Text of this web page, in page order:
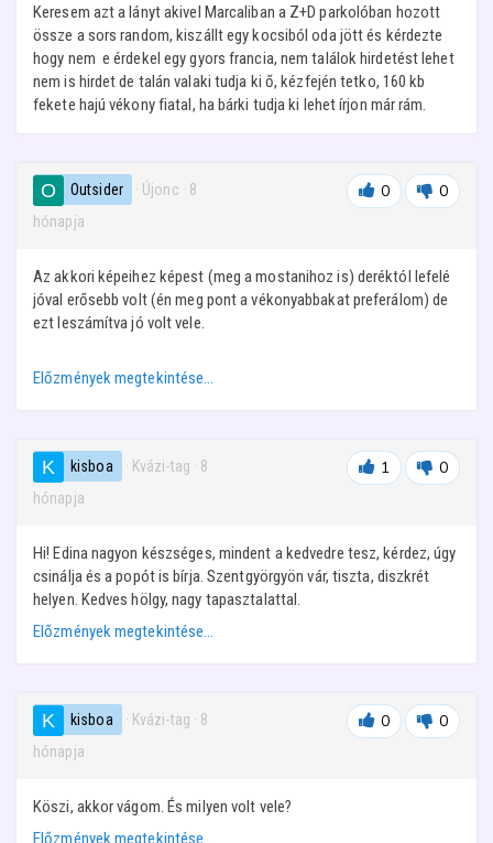
Keresem azt a lányt akivel Marcaliban a Z+D parkolóban hozott
össze a sors random, kiszállt egy kocsiból oda jött és kérdezte
hogy nem e érdekel egy gyors francia, nem találok hirdetést lehet
nem is hirdet de talán valaki tudja ki ő, kézfején tetko, 160 kb
fekete hajú vékony fiatal, ha bárki tudja ki lehet írjon már rám.
Outsider · Újonc · 8
hónapja
0 0
Az akkori képeihez képest (meg a mostanihoz is) deréktól lefelé
jóval erősebb volt (én meg pont a vékonyabbakat preferálom) de
ezt leszámítva jó volt vele.
Előzmények megtekintése…
kisboa · Kvázi-tag · 8
hónapja
1 0
Hi! Edina nagyon készséges, mindent a kedvedre tesz, kérdez, úgy
csinálja és a popót is bírja. Szentgyörgyön vár, tiszta, diszkrét
helyen. Kedves hölgy, nagy tapasztalattal.
Előzmények megtekintése…
kisboa · Kvázi-tag · 8
hónapja
0 0
Köszi, akkor vágom. És milyen volt vele?